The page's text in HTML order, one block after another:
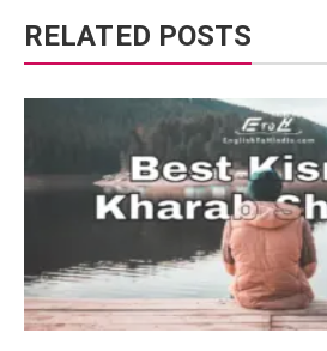
RELATED POSTS